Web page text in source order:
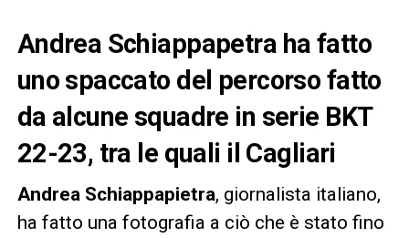
Andrea Schiappapetra ha fatto
uno spaccato del percorso fatto
da alcune squadre in serie BKT
22-23, tra le quali il Cagliari
Andrea Schiappapietra, giornalista italiano,
ha fatto una fotografia a ciò che è stato fino